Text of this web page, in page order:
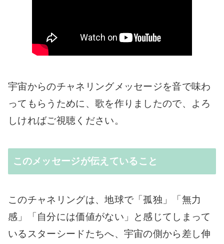
宇宙からのチャネリングメッセージを音で味わ
ってもらうために、歌を作りましたので、よろ
しければご視聴ください。
このメッセージが伝えていること
このチャネリングは、地球で「孤独」「無力
感」「自分には価値がない」と感じてしまって
いるスターシードたちへ、宇宙の側から差し伸